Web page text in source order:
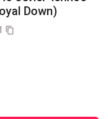
Down)
